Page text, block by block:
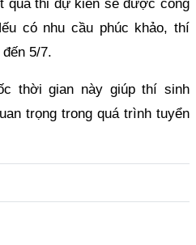
quả thi dự kiến sẽ được công
có nhu cầu phúc khảo, thí
5/7.
thời gian này giúp thí sinh
trọng trong quá trình tuyển